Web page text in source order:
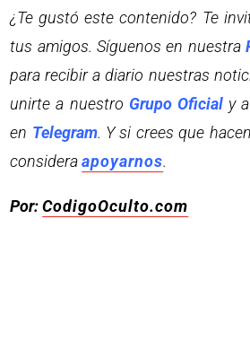
¿Te gustó este contenido? Te
tus amigos. Síguenos en nuestra
para recibir a diario nuestras
unirte a nuestro Grupo Oficial y
en Telegram. Y si crees que
consideraapoyarnos.
Por:CodigoOculto.com